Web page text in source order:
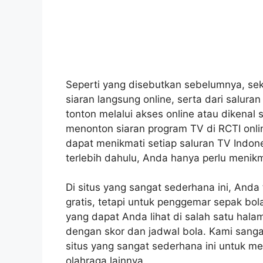
Seperti yang disebutkan sebelumnya,
siaran langsung online, serta dari
tonton melalui akses online atau dikenal
menonton siaran program TV di RCTI
dapat menikmati setiap saluran TV
terlebih dahulu, Anda hanya perlu
Di situs yang sangat sederhana ini,
gratis, tetapi untuk penggemar sepak
yang dapat Anda lihat di salah satu
dengan skor dan jadwal bola. Kami
situs yang sangat sederhana ini untuk
olahraga lainnya.